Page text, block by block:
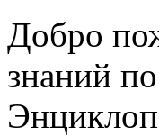
Добро
знаний